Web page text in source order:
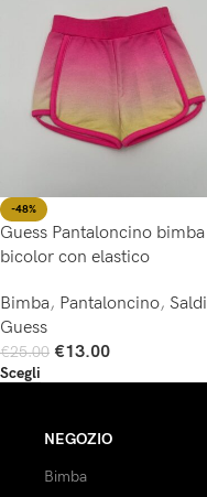
-48%
Guess Pantaloncino bimba
bicolor con elastico
Bimba, Pantaloncino, Saldi
Guess
€25.00 €13.00
Scegli
NEGOZIO
Bimba